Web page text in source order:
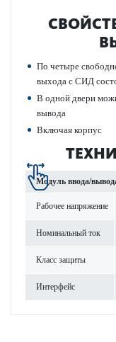
По четыре
выхода с СИД
В одной двери
вывода
Включая корпус
Модуль ввода/
Рабочее напряжение
Номинальный ток
Класс защиты
Интерфейс